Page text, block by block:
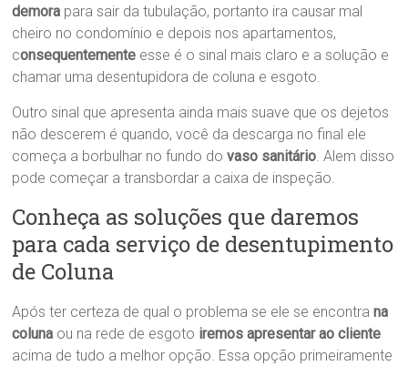
demora para sair da tubulação, portanto ira causar mal
cheiro no condomínio e depois nos apartamentos,
consequentemente esse é o sinal mais claro e a solução e
chamar uma desentupidora de coluna e esgoto.
Outro sinal que apresenta ainda mais suave que os dejetos
não descerem é quando, você da descarga no final ele
começa a borbulhar no fundo dovaso sanitário. Alem disso
pode começar a transbordar a caixa de inspeção.
Conheça as soluções que daremos
para cada serviço de desentupimento
de Coluna
Após ter certeza de qual o problema se ele se encontrana
coluna ou na rede de esgoto iremos apresentar ao cliente
acima de tudo a melhor opção. Essa opção primeiramente